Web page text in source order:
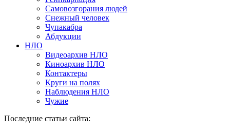
Самовозгорания людей
Снежный человек
Чупакабра
Абдукции
НЛО
Видеоархив НЛО
Киноархив НЛО
Контактеры
Круги на полях
Наблюдения НЛО
Чужие
Последние статьи сайта: